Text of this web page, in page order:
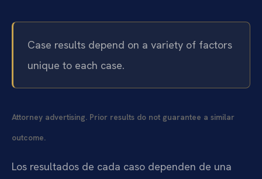
Case results depend on a variety of factors
unique to each case.
Attorney advertising. Prior results do not guarantee a similar
outcome.
Los resultados de cada caso dependen de una